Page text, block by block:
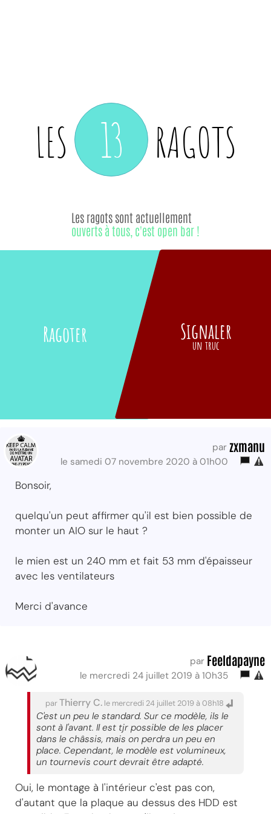
LES 13 RAGOTS
Ragoter
Les ragots sont actuellement
ouverts à tous, c'est open bar !
Signaler
un truc
par zxmanu
le samedi 07 novembre 2020 à 01h00
Bonsoir,
quelqu'un peut affirmer qu'il est bien possible de
monter un AIO sur le haut ?
le mien est un 240 mm et fait 53 mm d'épaisseur
avec les ventilateurs
Merci d'avance
par Feeldapayne
le mercredi 24 juillet 2019 à 10h35
parThierry C. le mercredi 24 juillet 2019 à 08h18
C'est un peu le standard. Sur ce modèle, ils le
sont à l'avant. Il est tjr possible de les placer
dans le châssis, mais on perdra un peu en
place. Cependant, le modèle est volumineux,
un tournevis court devrait être adapté.
Oui, le montage à l'intérieur c'est pas con,
d'autant que la plaque au dessus des HDD est